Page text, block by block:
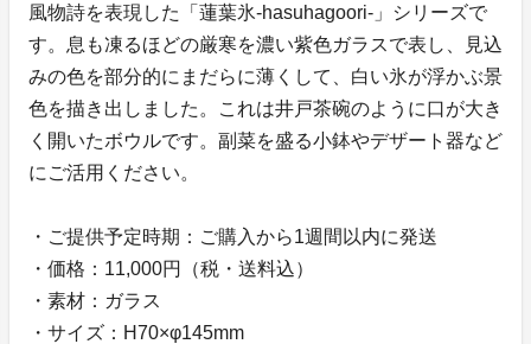
風物詩を表現した「蓮葉氷-hasuhagoori-」シリーズで
す。息も凍るほどの厳寒を濃い紫色ガラスで表し、見込
みの色を部分的にまだらに薄くして、白い氷が浮かぶ景
色を描き出しました。これは井戸茶碗のように口が大き
く開いたボウルです。副菜を盛る小鉢やデザート器など
にご活用ください。
・ご提供予定時期：ご購入から1週間以内に発送
・価格：11,000円（税・送料込）
・素材：ガラス
・サイズ：H70×φ145mm